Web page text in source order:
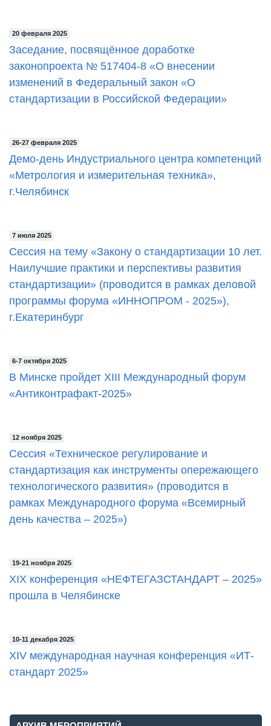
20 февраля 2025
Заседание, посвящённое доработке
законопроекта № 517404-8 «О внесении
изменений в Федеральный закон «О
стандартизации в Российской Федерации»
26-27 февраля 2025
Демо-день Индустриального центра компетенций
«Метрология и измерительная техника»,
г.Челябинск
7 июля 2025
Сессия на тему «Закону о стандартизации 10 лет.
Наилучшие практики и перспективы развития
стандартизации» (проводится в рамках деловой
программы форума «ИННОПРОМ - 2025»),
г.Екатеринбург
6-7 октября 2025
В Минске пройдет XIII Международный форум
«Антиконтрафакт-2025»
12 ноября 2025
Сессия «Техническое регулирование и
стандартизация как инструменты опережающего
технологического развития» (проводится в
рамках Международного форума «Всемирный
день качества – 2025»)
19-21 ноября 2025
XIX конференция «НЕФТЕГАЗСТАНДАРТ – 2025»
прошла в Челябинске
10-11 декабря 2025
ХIV международная научная конференция «ИТ-
стандарт 2025»